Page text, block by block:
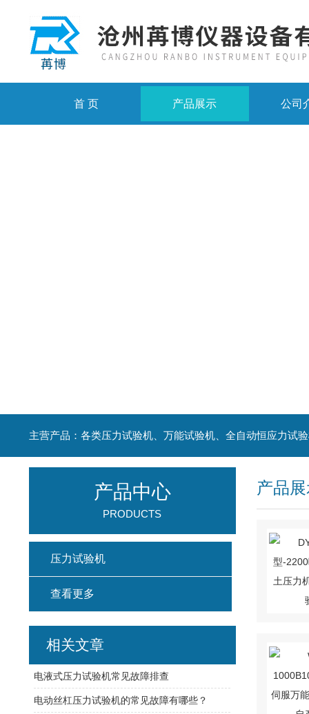
首 页 产品展示 公司
主营产品：各类压力试验机、万能试验机、全自动恒应力试
产品
产品中心
PRODUCTS
压力试验机
查看更多
相关文章
电液式压力试验机常见故障排查
电动丝杠压力试验机的常见故障有哪些？